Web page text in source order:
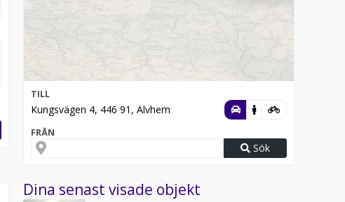
TILL
Kungsvägen 4, 446 91, Alvhem
FRÅN
Sök
Dina senast visade objekt